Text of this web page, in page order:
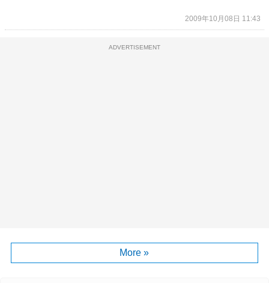
2009年10月08日 11:43
ADVERTISEMENT
More »